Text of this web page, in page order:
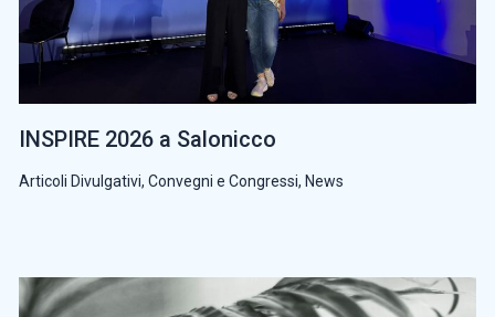
INSPIRE 2026 a Salonicco
Articoli Divulgativi, Convegni e Congressi, News